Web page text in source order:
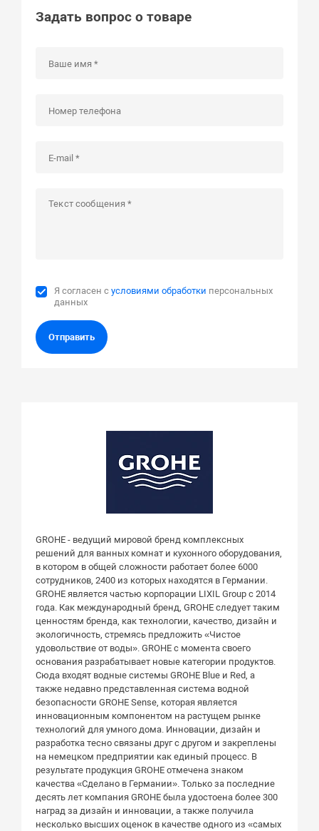
Задать вопрос о товаре
Я согласен сусловиями обработки персональных
данных
Отправить
GROHE - ведущий мировой бренд комплексных
решений для ванных комнат и кухонного оборудования,
в котором в общей сложности работает более 6000
сотрудников, 2400 из которых находятся в Германии.
GROHE является частью корпорации LIXIL Group с 2014
года. Как международный бренд, GROHE следует таким
ценностям бренда, как технологии, качество, дизайн и
экологичность, стремясь предложить «Чистое
удовольствие от воды». GROHE с момента своего
основания разрабатывает новые категории продуктов.
Сюда входят водные системы GROHE Blue и Red, а
также недавно представленная система водной
безопасности GROHE Sense, которая является
инновационным компонентом на растущем рынке
технологий для умного дома. Инновации, дизайн и
разработка тесно связаны друг с другом и закреплены
на немецком предприятии как единый процесс. В
результате продукция GROHE отмечена знаком
качества «Сделано в Германии». Только за последние
десять лет компания GROHE была удостоена более 300
наград за дизайн и инновации, а также получила
несколько высших оценок в качестве одного из «самых